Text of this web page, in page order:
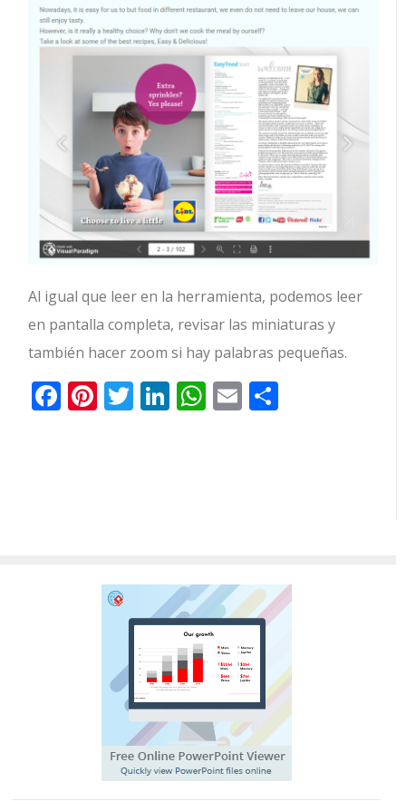
Al igual que leer en la herramienta, podemos leer
en pantalla completa, revisar las miniaturas y
también hacer zoom si hay palabras pequeñas.
Facebook
Pinterest
Twitter
LinkedIn
WhatsApp
Email